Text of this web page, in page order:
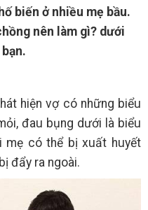
biến ở nhiều mẹ bầu.
nên làm gì? dưới
hiện vợ có những biểu
đau bụng dưới là biểu
mẹ có thể bị xuất huyết
đẩy ra ngoài.